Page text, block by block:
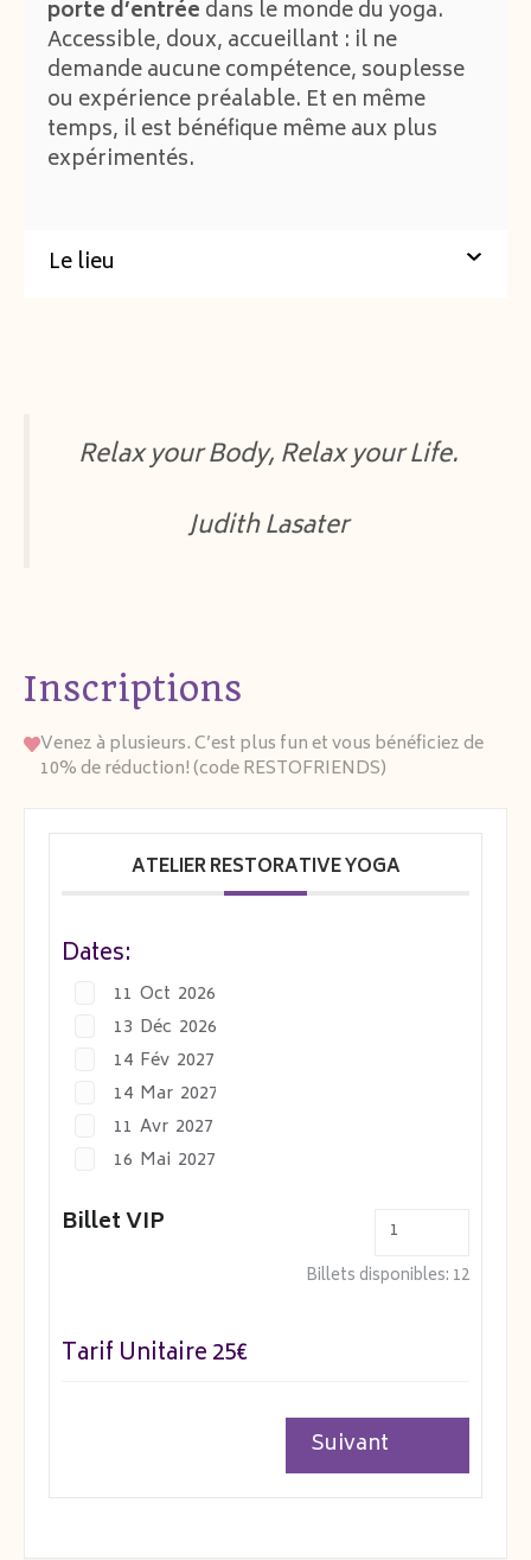
Restorative Yoga.
🧠 En cas de diagnostic psychiatrique,
merci de me contacter en amont.
Sans se concerter,VirginieetMarie-
Laurence, participantes du tout premier
atelier, ont dit la même chose :
temps passer. »
porte d’entrée dans le monde du yoga.
Accessible, doux, accueillant : il ne
demande aucune compétence, souplesse
ou expérience préalable. Et en même
temps, il est bénéfique même aux plus
expérimentés.
Le lieu
Accès:métroMairie d’Hellemmes /Vlille
En cas de force majeure, les cours seront
Relax your Body, Relax your Life.
Judith Lasater
Inscriptions
Venez à plusieurs. C’est plus fun et vous bénéficiez de
10% de réduction! (code RESTOFRIENDS)
ATELIER RESTORATIVE YOGA
Dates:
11 Oct 2026 11 h 00 - 11 Oct 2026 12 h 30
13 Déc 2026 11 h 00 - 13 Déc 2026 12 h 30
14 Fév 2027 11 h 00 - 14 Fév 2027 12 h 30
14 Mar 2027 11 h 00 - 14 Mar 2027 12 h 30
11 Avr 2027 11 h 00 - 11 Avr 2027 12 h 30
16 Mai 2027 11 h 00 - 16 Mai 2027 12 h 30
Billet VIP
Billets disponibles: 12
Tarif Unitaire 25€
Suivant